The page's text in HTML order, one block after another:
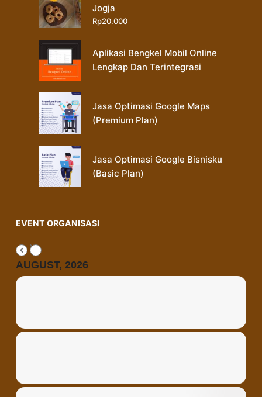
Jogja
Rp20.000
Aplikasi Bengkel Mobil Online
Lengkap Dan Terintegrasi
Jasa Optimasi Google Maps
(Premium Plan)
Jasa Optimasi Google Bisnisku
(Basic Plan)
EVENT ORGANISASI
AUGUST, 2026